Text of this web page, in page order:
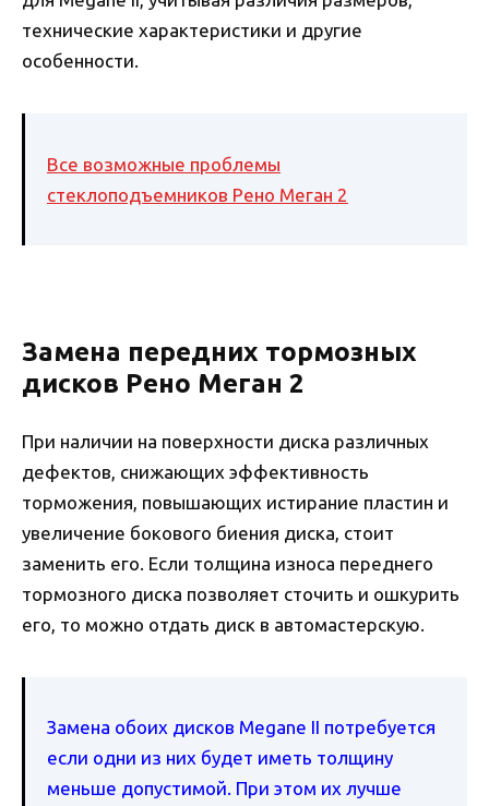
технические характеристики и другие
особенности.
Все возможные проблемы
стеклоподъемников Рено Меган 2
Замена передних тормозных
дисков Рено Меган 2
При наличии на поверхности диска различных
дефектов, снижающих эффективность
торможения, повышающих истирание пластин и
увеличение бокового биения диска, стоит
заменить его. Если толщина износа переднего
тормозного диска позволяет сточить и ошкурить
его, то можно отдать диск в автомастерскую.
Замена обоих дисков Megane II потребуется
если одни из них будет иметь толщину
меньше допустимой. При этом их лучше